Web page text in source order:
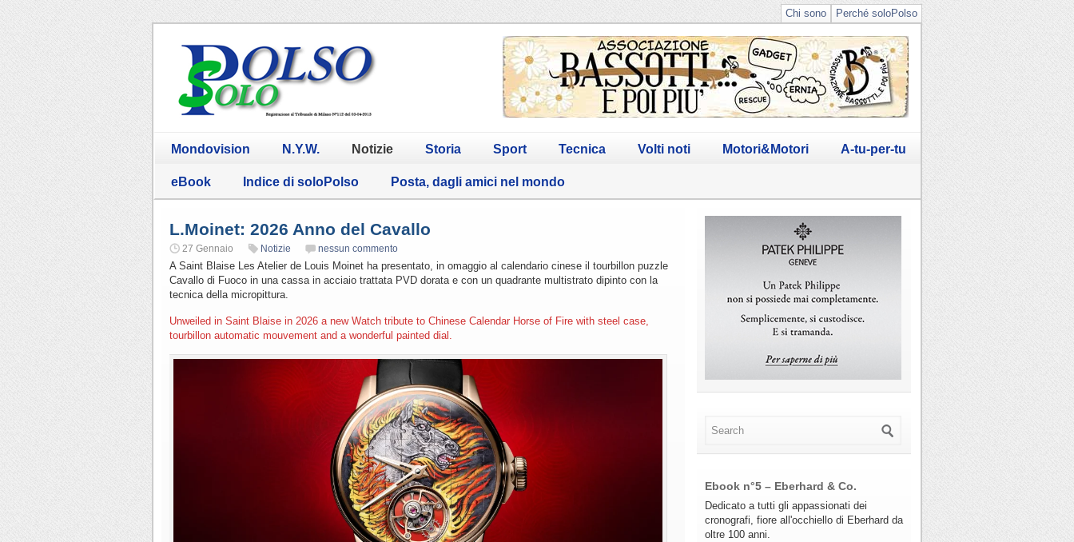
Perché soloPolso
Chi sono
Mondovision N.Y.W. Notizie Storia Sport Tecnica Volti noti Motori&Motori A-tu-per-tu
eBook Indice di soloPolso Posta, dagli amici nel mondo
L.Moinet: 2026 Anno del Cavallo
27 Gennaio Notizie nessun commento
A Saint Blaise Les Atelier de Louis Moinet ha presentato, in omaggio al calendario cinese il tourbillon puzzle
Cavallo di Fuoco in una cassa in acciaio trattata PVD dorata e con un quadrante multistrato dipinto con la
tecnica della micropittura.
Unweiled in Saint Blaise in 2026 a new Watch tribute to Chinese Calendar Horse of Fire with steel case,
tourbillon automatic mouvement and a wonderful painted dial.
Ebook n°5 – Eberhard & Co.
Dedicato a tutti gli appassionati dei
cronografi, fiore all'occhiello di Eberhard da
oltre 100 anni.